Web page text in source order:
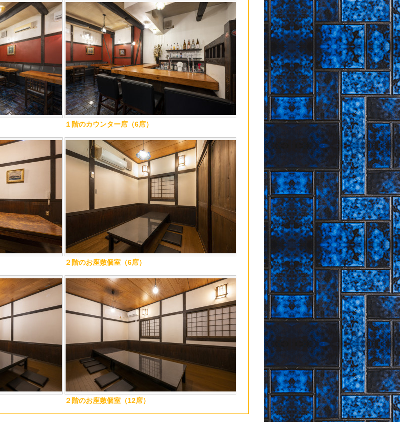
１階のカウンター席（6席）
２階のお座敷個室（6席）
２階のお座敷個室（12席）